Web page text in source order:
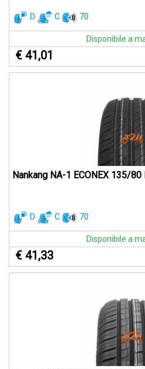
D C 70
Disponibile a
€ 41,01
Nankang NA-1 ECONEX 135/
D C 70
Disponibile a
€ 41,33